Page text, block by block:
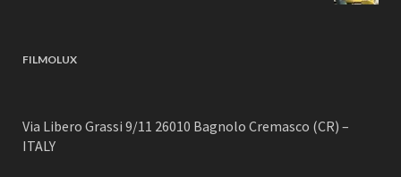
FILMOLUX
Via Libero Grassi 9/11 26010 Bagnolo Cremasco (CR) –
ITALY